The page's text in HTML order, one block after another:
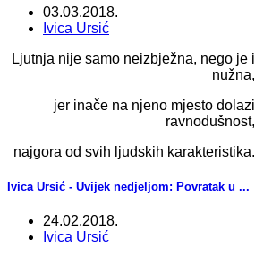
03.03.2018.
Ivica Ursić
Ljutnja nije samo neizbježna, nego je i
nužna,
jer inače na njeno mjesto dolazi
ravnodušnost,
najgora od svih ljudskih karakteristika.
Ivica Ursić - Uvijek nedjeljom: Povratak u ...
24.02.2018.
Ivica Ursić